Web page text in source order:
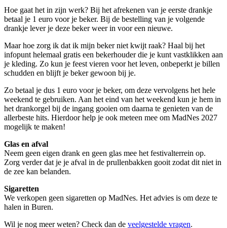
Hoe gaat het in zijn werk? Bij het afrekenen van je eerste drankje
betaal je 1 euro voor je beker. Bij de bestelling van je volgende
drankje lever je deze beker weer in voor een nieuwe.
Maar hoe zorg ik dat ik mijn beker niet kwijt raak? Haal bij het
infopunt helemaal gratis een bekerhouder die je kunt vastklikken aan
je kleding. Zo kun je feest vieren voor het leven, onbeperkt je billen
schudden en blijft je beker gewoon bij je.
Zo betaal je dus 1 euro voor je beker, om deze vervolgens het hele
weekend te gebruiken. Aan het eind van het weekend kun je hem in
het drankorgel bij de ingang gooien om daarna te genieten van de
allerbeste hits. Hierdoor help je ook meteen mee om MadNes 2027
mogelijk te maken!
Glas en afval
Neem geen eigen drank en geen glas mee het festivalterrein op.
Zorg verder dat je je afval in de prullenbakken gooit zodat dit niet in
de zee kan belanden.
Sigaretten
We verkopen geen sigaretten op MadNes. Het advies is om deze te
halen in Buren.
Wil je nog meer weten? Check dan de veelgestelde vragen.